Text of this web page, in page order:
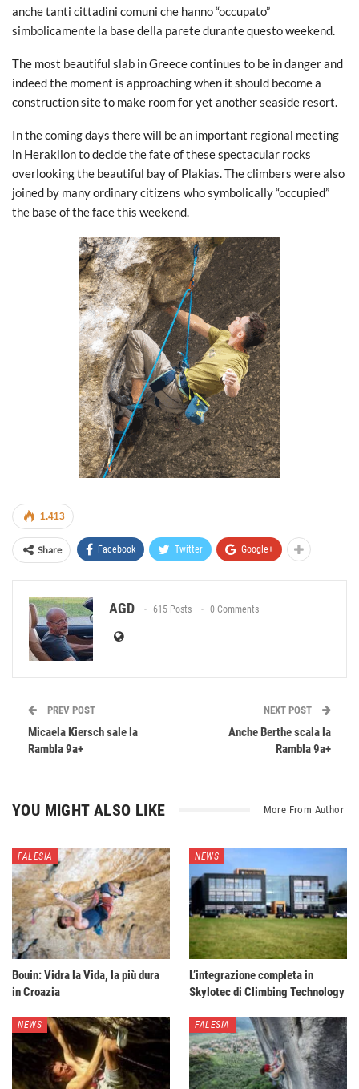
anche tanti cittadini comuni che hanno “occupato”
simbolicamente la base della parete durante questo weekend.
The most beautiful slab in Greece continues to be in danger and
indeed the moment is approaching when it should become a
construction site to make room for yet another seaside resort.
In the coming days there will be an important regional meeting
in Heraklion to decide the fate of these spectacular rocks
overlooking the beautiful bay of Plakias. The climbers were also
joined by many ordinary citizens who symbolically “occupied”
the base of the face this weekend.
1.413
Share Facebook Twitter Google+
AGD 615 Posts 0 Comments
PREV POST
Micaela Kiersch sale la
Rambla 9a+
NEXT POST
Anche Berthe scala la
Rambla 9a+
YOU MIGHT ALSO LIKE More From Author
FALESIA
Bouin: Vidra la Vida, la più dura
in Croazia
NEWS
L’integrazione completa in
Skylotec di Climbing Technology
NEWS FALESIA